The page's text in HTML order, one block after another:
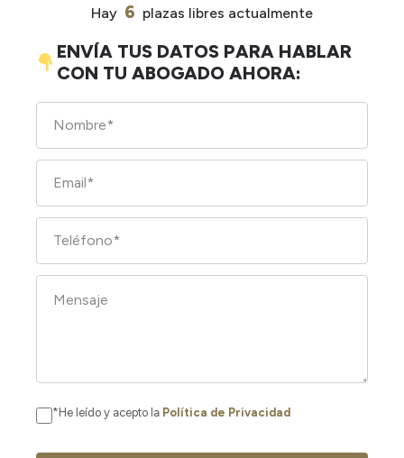
Hay 6 plazas libres actualmente
ENVÍA TUS DATOS PARA HABLAR
CON TU ABOGADO AHORA:
*He leído y acepto la Política de Privacidad